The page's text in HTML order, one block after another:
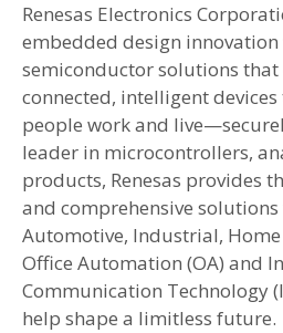
Renesas Electronics
embedded design
semiconductor solutions
connected, intelligent
people work and
leader in microcontrollers,
products, Renesas provides
and comprehensive
Automotive, Industrial, Home
Office Automation (OA) and
Communication Technology
help shape a limitless future.